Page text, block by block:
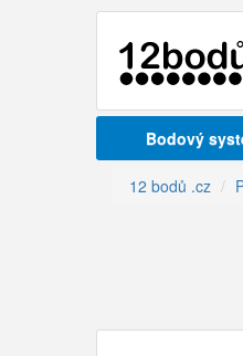
Bodový
12 bodů .cz